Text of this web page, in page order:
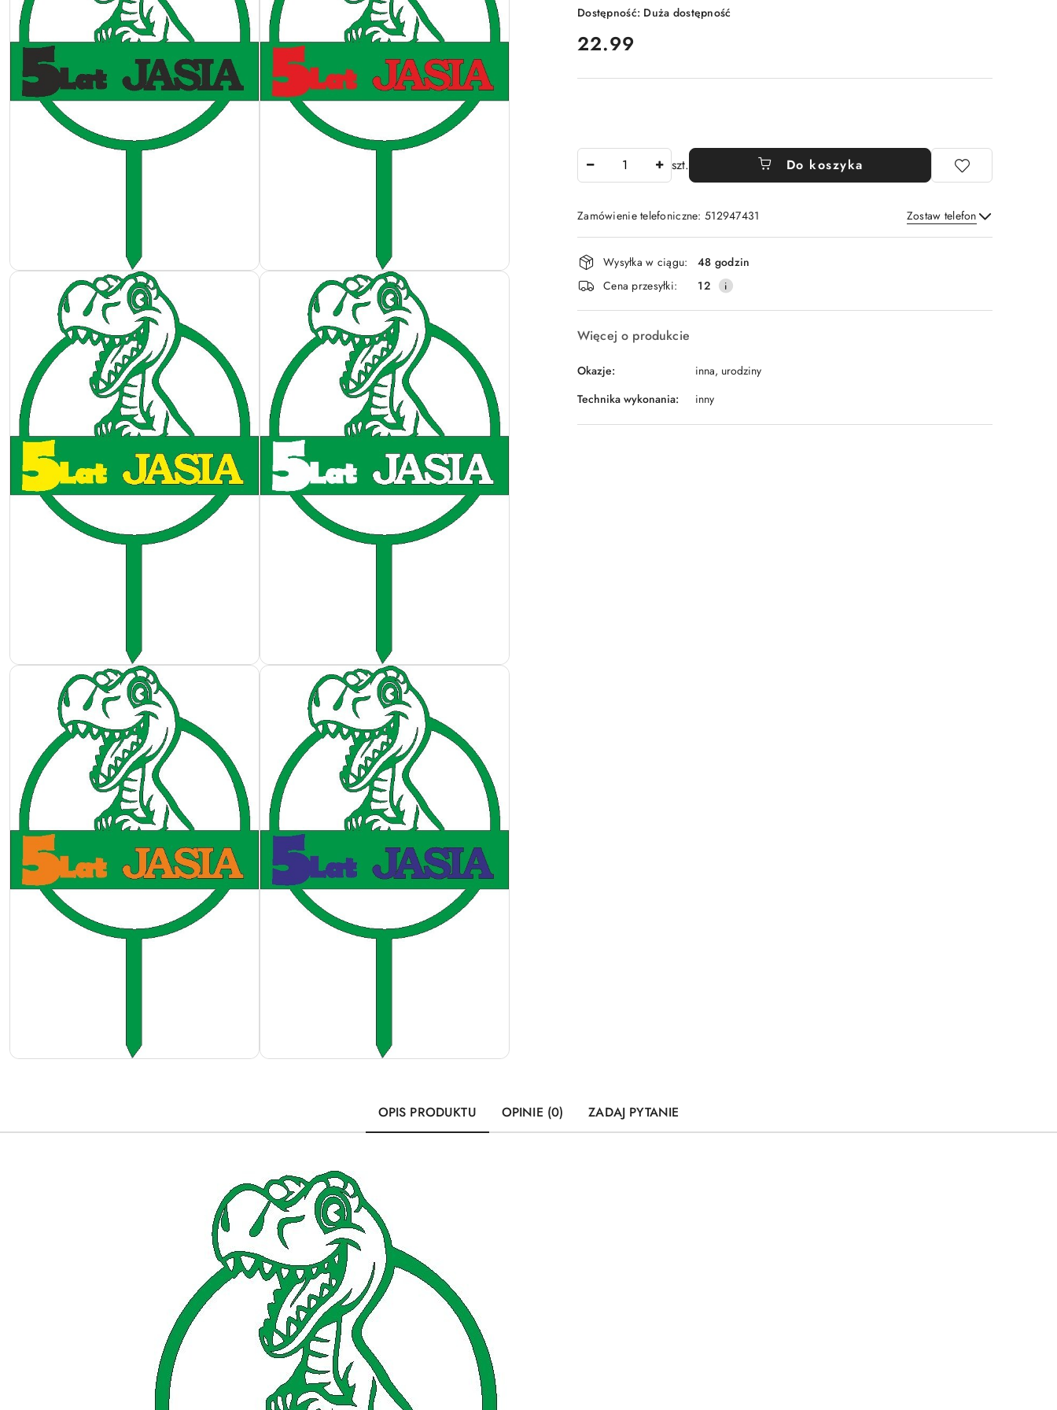
Dostępność: Duża dostępność
cena:
22.99
szt. Do koszyka
Zamówienie telefoniczne: 512947431 Zostaw telefon
Wyślij
Dostępność
i
dostawa
Wysyłka w ciągu:
48 godzin
Cena przesyłki:
12
Więcej o produkcie
Okazje:
inna, urodziny
Technika wykonania:
inny
OPIS PRODUKTU OPINIE (0) ZADAJ PYTANIE